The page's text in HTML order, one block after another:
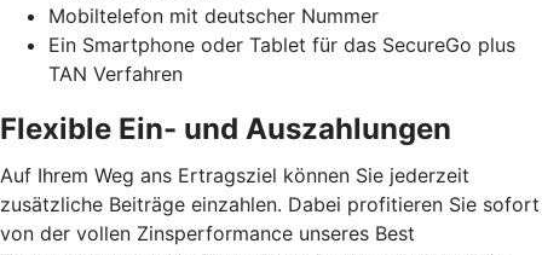
Mobiltelefon mit deutscher Nummer
Ein Smartphone oder Tablet für das SecureGo plus
TAN Verfahren
Flexible Ein- und Auszahlungen
Auf Ihrem Weg ans Ertragsziel können Sie jederzeit
zusätzliche Beiträge einzahlen. Dabei profitieren Sie sofort
von der vollen Zinsperformance unseres Best